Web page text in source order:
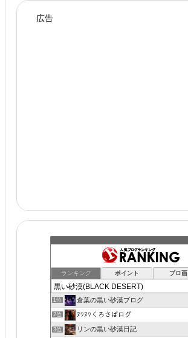
広告
ランキング ポイント ブロ画
1位 倉葉の黒い砂漠ブログ
2位 ﾇﾜﾇﾜくろさばログ
3位 リンの黒い砂漠日記